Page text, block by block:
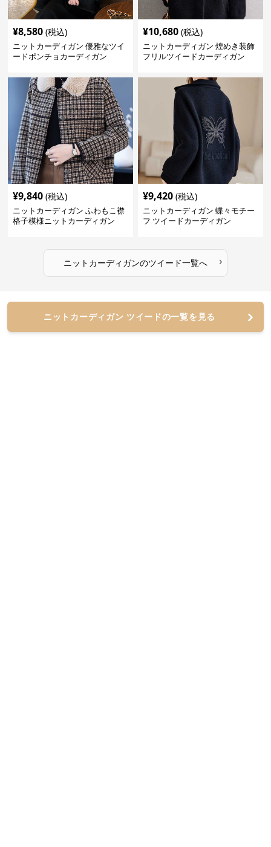
¥8,580 (税込)
ニットカーディガン 優雅なツイ
ードポンチョカーディガン
¥10,680 (税込)
ニットカーディガン 煌めき装飾
フリルツイードカーディガン
¥9,840 (税込)
ニットカーディガン ふわもこ襟
格子模様ニットカーディガン
¥9,420 (税込)
ニットカーディガン 蝶々モチー
フ ツイードカーディガン
ニットカーディガンのツイード一覧へ ›
ニットカーディガン ツイードの一覧を見る